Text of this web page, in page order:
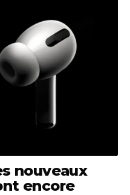
nouveaux
encore